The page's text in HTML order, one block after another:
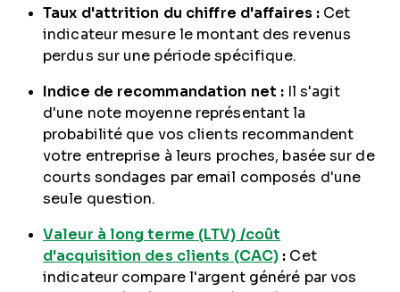
Taux d'attrition du chiffre d'affaires : Cet
indicateur mesure le montant des revenus
perdus sur une période spécifique.
Indice de recommandation net : Il s'agit
d'une note moyenne représentant la
probabilité que vos clients recommandent
votre entreprise à leurs proches, basée sur de
courts sondages par email composés d'une
seule question.
Valeur à long terme (LTV) /coût
d'acquisition des clients (CAC) : Cet
indicateur compare l'argent généré par vos